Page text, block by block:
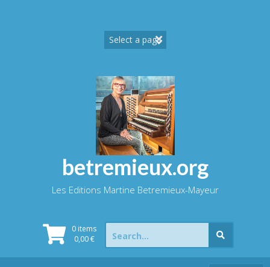
betremieux.org
Les Editions Martine Betremieux-Mayeur
0 items
0,00€
Search
for: